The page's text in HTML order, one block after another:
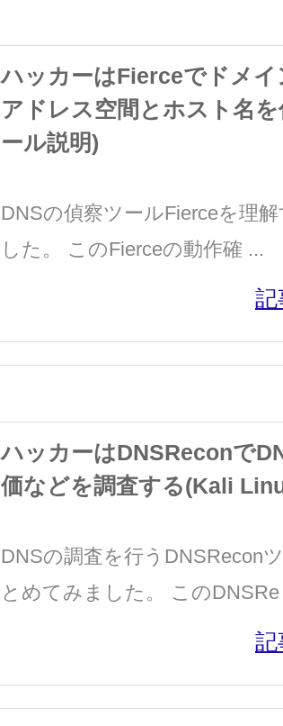
ハッカーはFierceでドメ
アドレス空間とホスト名
ール説明)
DNSの偵察ツールFierceを理
した。 このFierceの動作確 ...
記
ハッカーはDNSReconで
価などを調査する(Kali
DNSの調査を行うDNSRecon
とめてみました。 このDNSRe
記